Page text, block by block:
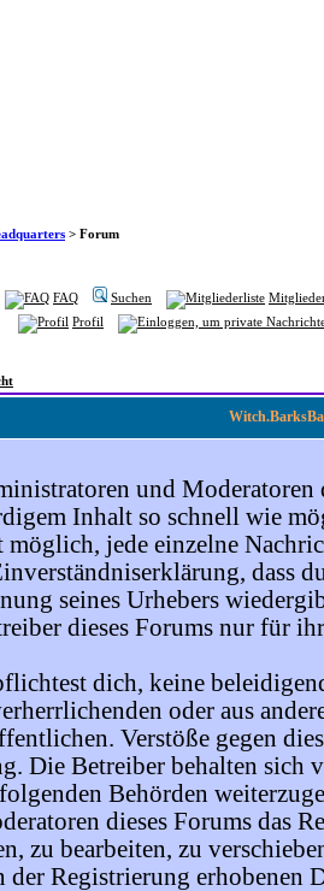
> Forum
FAQ Suchen
Profil
und Moderatoren
Inhalt so schnell wie
möglich, jede einzelne
dass
seines Urhebers
dieses Forums nur für
dich, keine
oder aus
Verstöße gegen
Die Betreiber behalten sich
Behörden
dieses Forums das
zu bearbeiten, zu
der Registrierung erhobenen